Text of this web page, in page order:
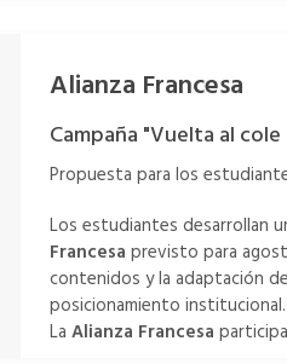
Alianza Francesa
Campaña "Vuelta al
Propuesta para los
Los estudiantes desarrollan
Francesa previsto para
contenidos y la adaptación
posicionamiento institucional.
La Alianza Francesa